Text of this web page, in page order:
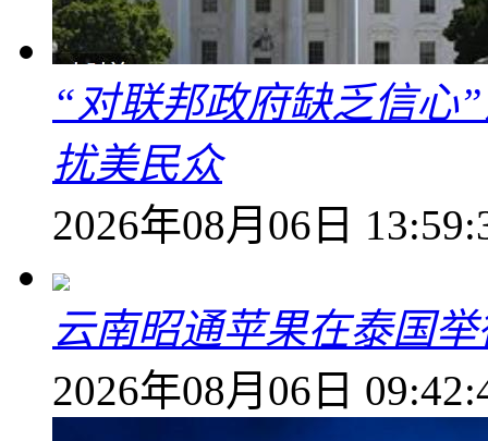
“对联邦政府缺乏信心
扰美民众
2026年08月06日
云南昭通苹果在泰国
2026年08月06日